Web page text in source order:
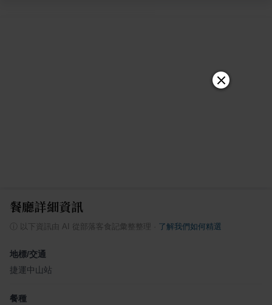
餐廳詳細資訊
以下資訊由 AI 從部落客食記彙整整理 了解我們如何精選
地標/交通
捷運中山站
餐種